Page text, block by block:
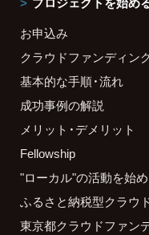
お申込み
クラウドファンディン
基本的な手順・流れ
成功事例の解説
メリット・デメリット
Fellowship
"ローカル"の活動を始
ふるさと納税型クラウ
東京都クラウドファン